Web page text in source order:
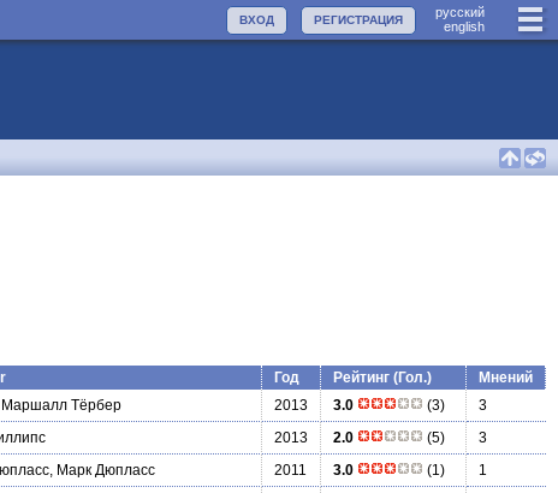
руccкий
english
РЕГИСТРАЦИЯ
ВХОД
Год Рейтинг (Гол.)
Мнений
Маршалл Тёрбер 2013 3.0 (3)
3
2013 2.0 (5)
3
Марк Дюпласс 2011 3.0 (1)
1